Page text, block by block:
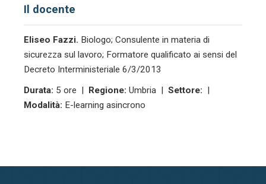
Il docente
Eliseo Fazzi. Biologo; Consulente in materia di
sicurezza sul lavoro; Formatore qualificato ai sensi del
Decreto Interministeriale 6/3/2013
Durata: 5 ore | Regione: Umbria | Settore: |
Modalità: E-learning asincrono